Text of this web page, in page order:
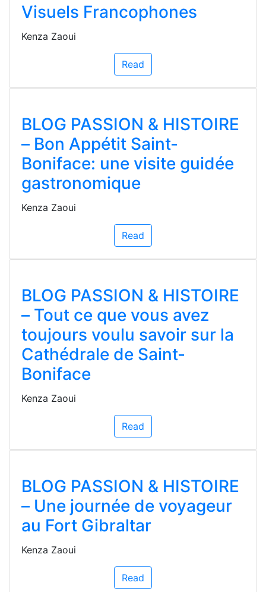
Visuels Francophones
Kenza Zaoui
Read
BLOG PASSION & HISTOIRE
– Bon Appétit Saint-
Boniface: une visite guidée
gastronomique
Kenza Zaoui
Read
BLOG PASSION & HISTOIRE
– Tout ce que vous avez
toujours voulu savoir sur la
Cathédrale de Saint-
Boniface
Kenza Zaoui
Read
BLOG PASSION & HISTOIRE
– Une journée de voyageur
au Fort Gibraltar
Kenza Zaoui
Read